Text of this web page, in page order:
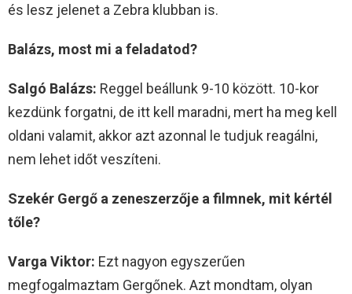
és lesz jelenet a Zebra klubban is.
Balázs, most mi a feladatod?
Salgó Balázs: Reggel beállunk 9-10 között. 10-kor
kezdünk forgatni, de itt kell maradni, mert ha meg kell
oldani valamit, akkor azt azonnal le tudjuk reagálni,
nem lehet időt veszíteni.
Szekér Gergő a zeneszerzője a filmnek, mit kértél
tőle?
Varga Viktor: Ezt nagyon egyszerűen
megfogalmaztam Gergőnek. Azt mondtam, olyan